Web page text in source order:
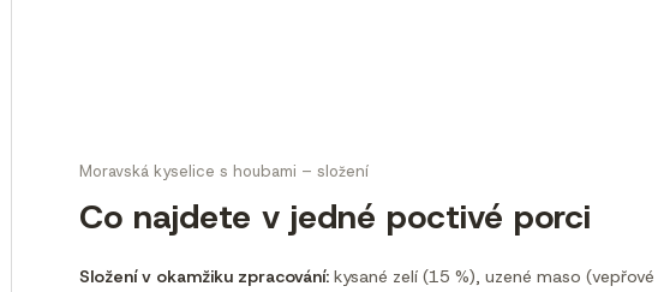
Moravská kyselice s houbami – složení
Co najdete v jedné poctivé porci
Složení v okamžiku zpracování: kysané zelí (15 %), uzené maso (vepřové